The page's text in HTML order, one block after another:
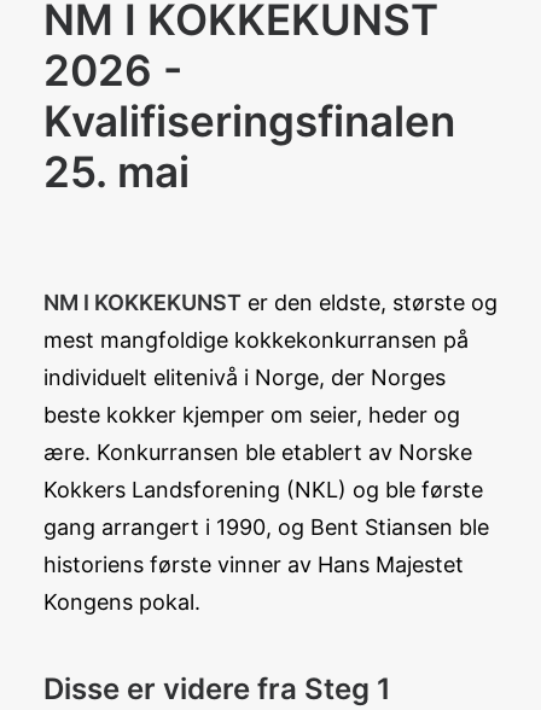
BLI MEDLEM
Search
NM I KOKKEKUNST
2026 -
Kvalifiseringsfinalen
25. mai
NM I KOKKEKUNST er den eldste, største og
mest mangfoldige kokkekonkurransen på
individuelt elitenivå i Norge, der Norges
beste kokker kjemper om seier, heder og
ære. Konkurransen ble etablert av Norske
Kokkers Landsforening (NKL) og ble første
gang arrangert i 1990, og Bent Stiansen ble
historiens første vinner av Hans Majestet
Kongens pokal.
Disse er videre fra Steg 1